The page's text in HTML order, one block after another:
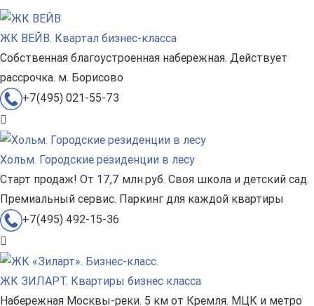
ЖК ВЕЙВ. Квартал бизнес-класса
Собственная благоустроенная набережная. Действует
рассрочка. м. Борисово
+7(495) 021-55-73
Хольм. Городские резиденции в лесу
Старт продаж! От 17,7 млн.руб. Своя школа и детский сад.
Премиальный сервис. Паркинг для каждой квартиры
+7(495) 492-15-36
ЖК ЗИЛАРТ. Квартиры бизнес класса
Набережная Москвы-реки. 5 км от Кремля. МЦК и метро